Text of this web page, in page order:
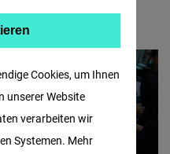
Cookies, um Ihnen
unserer Website
verarbeiten wir
Systemen. Mehr